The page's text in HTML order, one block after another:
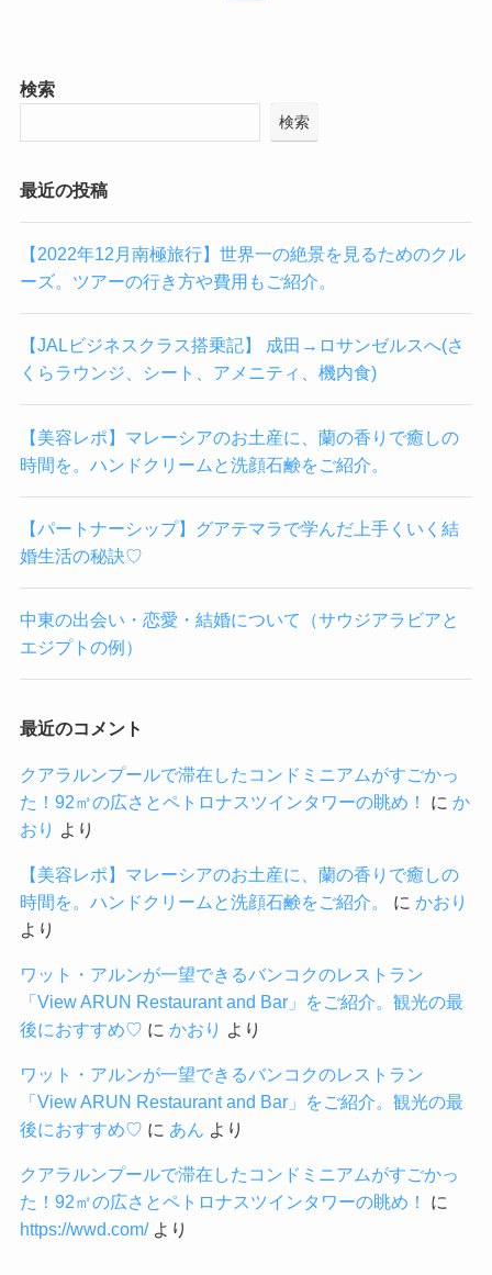
検索
検索
最近の投稿
【2022年12月南極旅行】世界一の絶景を見るためのクル
ーズ。ツアーの行き方や費用もご紹介。
【JALビジネスクラス搭乗記】 成田→ロサンゼルスへ(さ
くらラウンジ、シート、アメニティ、機内食)
【美容レポ】マレーシアのお土産に、蘭の香りで癒しの
時間を。ハンドクリームと洗顔石鹸をご紹介。
【パートナーシップ】グアテマラで学んだ上手くいく結
婚生活の秘訣♡
中東の出会い・恋愛・結婚について（サウジアラビアと
エジプトの例）
最近のコメント
クアラルンプールで滞在したコンドミニアムがすごかっ
た！92㎡の広さとペトロナスツインタワーの眺め！
に か
おり
より
【美容レポ】マレーシアのお土産に、蘭の香りで癒しの
時間を。ハンドクリームと洗顔石鹸をご紹介。
に かおり
より
ワット・アルンが一望できるバンコクのレストラン
「View ARUN Restaurant and Bar」をご紹介。観光の最
後におすすめ♡ に かおり より
ワット・アルンが一望できるバンコクのレストラン
「View ARUN Restaurant and Bar」をご紹介。観光の最
後におすすめ♡ に あん より
クアラルンプールで滞在したコンドミニアムがすごかっ
た！92㎡の広さとペトロナスツインタワーの眺め！
に
https://wwd.com/より